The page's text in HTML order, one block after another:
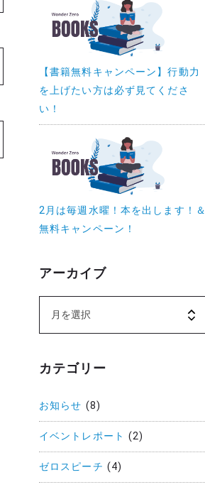
【書籍無料キャンペーン】行動力
を上げたい方は必ず見てくださ
い！
2月は毎週水曜！本を出します！＆
無料キャンペーン！
アーカイブ
カテゴリー
お知らせ (8)
イベントレポート (2)
ゼロスピーチ (4)